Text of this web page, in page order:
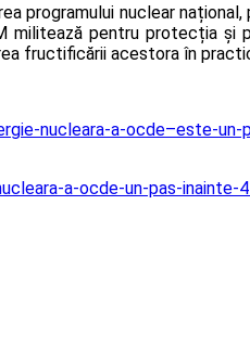
programului nuclear
militează pentru protecția și
fructificării acestora în
nucleara-a-ocde–este-
a-ocde-un-pas-inainte-